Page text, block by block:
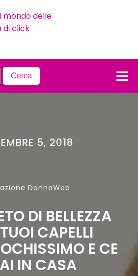
5, 2018
DonnaWeb
DI BELLEZZA
CAPELLI
E CE
IN CASA